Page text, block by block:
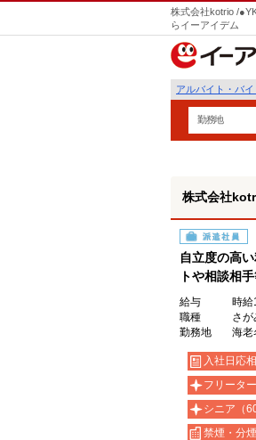
株式会社kotrio /
らイーアイデム
アルバイト・バ
勤務地
株式会社
派遣社員
自立度の高
トや相談相
給与
時給
職種
さ
勤務地
海老
入社日応
フリータ
シニア（
禁煙・分煙